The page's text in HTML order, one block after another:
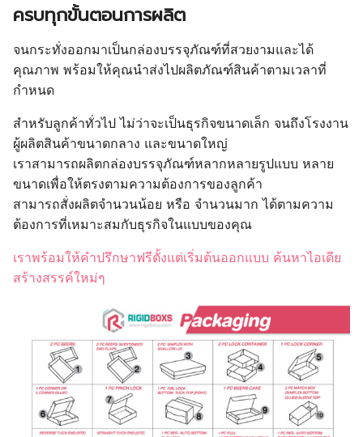
ครบทุกขั้นตอนการผลิต
จนกระทั่งออกมาเป็นกล่องบรรจุภัณฑ์ที่สวยงามและได้
คุณภาพ พร้อมให้คุณนำส่งไปผลิตภัณฑ์สินค้าตามเวลาที่
กำหนด
สำหรับลูกค้าทั่วไป ไม่ว่าจะเป็นธุรกิจขนาดเล็ก จนถึงโรงงาน
ผู้ผลิตสินค้าขนาดกลาง และขนาดใหญ่
เราสามารถผลิตกล่องบรรจุภัณฑ์หลากหลายรูปแบบ หลาย
ขนาดเพื่อให้ตรงตามความต้องการของลูกค้า
สามารถสั่งผลิตจำนวนน้อย หรือ จำนวนมาก ได้ตามความ
ต้องการที่เหมาะสมกับธุรกิจในแบบของคุณ
เราพร้อมให้คำปรึกษาฟรีตั้งแต่เริ่มต้นออกแบบ ค้นหาไอเดีย
สร้างสรรค์ใหม่ๆ